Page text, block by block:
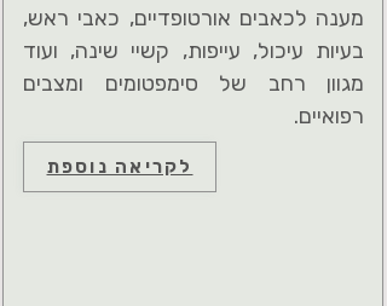
מענה לכאבים אורטופדיים, כאבי ראש,
בעיות עיכול, עייפות, קשיי שינה, ועוד
מגוון רחב של סימפטומים ומצבים
רפואיים.
לקריאה נוספת